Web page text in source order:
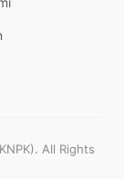
All Rights